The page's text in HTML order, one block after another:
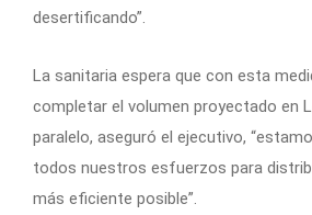
desertificando”.
La sanitaria espera que con esta
completar el volumen proyectado en
paralelo, aseguró el ejecutivo,
todos nuestros esfuerzos para
más eficiente posible”.